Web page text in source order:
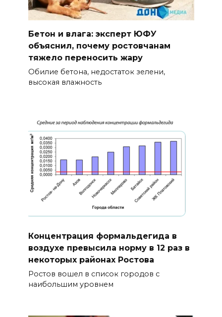
Бетон и влага: эксперт ЮФУ
объяснил, почему ростовчанам
тяжело переносить жару
Обилие бетона, недостаток зелени,
высокая влажность
Концентрация формальдегида в
воздухе превысила норму в 12 раз в
некоторых районах Ростова
Ростов вошел в список городов с
наибольшим уровнем